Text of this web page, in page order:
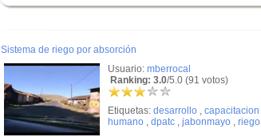
Sistema de riego por absorción
Usuario: mberrocal
Ranking: 3.0/5.0 (91 votos)
Etiquetas: desarrollo , capacitacion
humano , dpatc , jabonmayo , riego